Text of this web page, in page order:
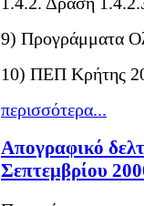
9) Προγράμματα
10) ΠΕΠ Κρήτης
περισσότερα...
Απογραφικό
Σεπτεμβρίου